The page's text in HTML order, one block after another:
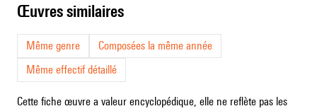
œuvres similaires
Même genre
Composées la même année
Même effectif détaillé
Cette fiche œuvre a valeur encyclopédique, elle ne reflète pas les